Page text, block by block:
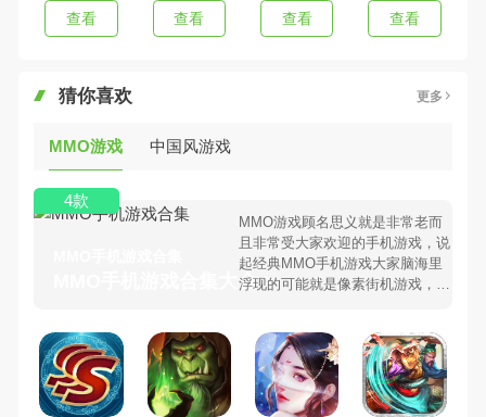
查看 查看 查看 查看
猜你喜欢 更多
MMO游戏 中国风游戏
MMO手机游戏合集大全 >
MMO游戏顾名思义就是非常老而
且非常受大家欢迎的手机游戏，说
起经典MMO手机游戏大家脑海里
浮现的可能就是像素街机游戏，相
MMO手机游戏有哪些呢？游戏今
天，98手游下载站小编芒果味的怪
咖给大家搜集整理了所以MMO手
机游戏合集，欢迎大家前来选择下
4款